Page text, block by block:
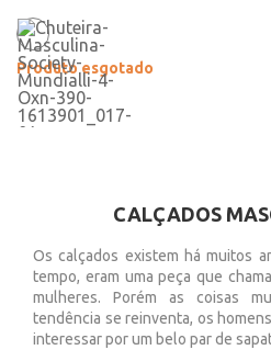
Produto esgotado
CALÇADOS
Os calçados existem há muitos
tempo, eram uma peça que
mulheres. Porém as coisas
tendência se reinventa, os
interessar por um belo par de